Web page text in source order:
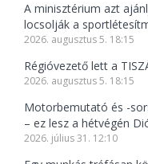
A minisztérium azt
locsolják a
2026. augusztus 5. 18:15
Régióvezető lett a
2026. augusztus 5. 18:15
Motorbemutató és -
– ez lesz a hétvégén
2026. július 31. 12:10